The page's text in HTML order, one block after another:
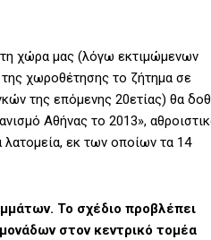
χώρα μας (λόγω εκτιμώμενων
χωροθέτησης το ζήτημα σε
της επόμενης 20ετίας) θα
Αθήνας το 2013»,
εκ των οποίων τα 14
Το σχέδιο προβλέπει
στον κεντρικό τομέα